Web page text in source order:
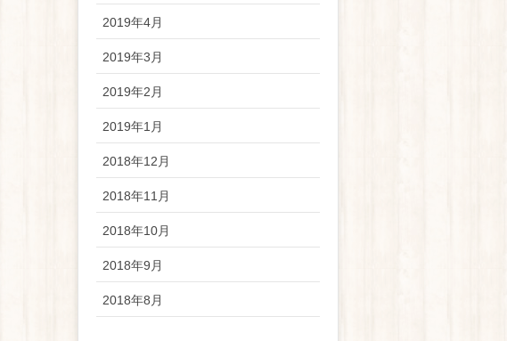
2019年4月
2019年3月
2019年2月
2019年1月
2018年12月
2018年11月
2018年10月
2018年9月
2018年8月